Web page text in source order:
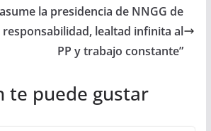
la presidencia de NNGG de
responsabilidad, lealtad infinita al
PP y trabajo constante”
te puede gustar